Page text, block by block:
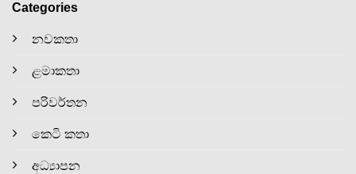
Categories
නවකතා
ළමාකතා
පරිවර්තන
කෙටි කතා
අධ්‍යාපන